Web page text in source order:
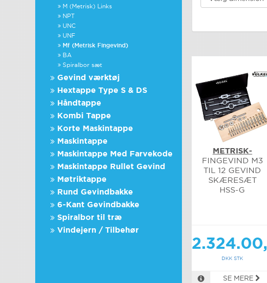
M (Metrisk) Links
NPT
UNC
UNF
Mf (Metrisk Fingevind)
BA
Spiralbor sæt
Gevind værktøj
Hextappe Type S & DS
Håndtappe
Kombi Tappe
Korte Maskintappe
Maskintappe
Maskintappe Med Farvekode
Maskintappe Rullet Gevind
Møtriktappe
Rund Gevindbakke
6-Kant Gevindbakke
Spiralbor til træ
Vindejern / Tilbehør
METRISK-
FINGEVIND M3
TIL 12 GEVIND
SKÆRESÆT
HSS-G
DKK STK
SE MERE